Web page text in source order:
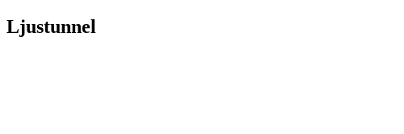
Ljustunnel